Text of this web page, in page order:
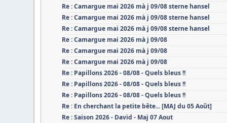
Re : Camargue mai 2026 mà j 09/08 sterne hansel
Re : Camargue mai 2026 mà j 09/08 sterne hansel
Re : Camargue mai 2026 mà j 09/08 sterne hansel
Re : Camargue mai 2026 mà j 09/08
Re : Camargue mai 2026 mà j 09/08
Re : Camargue mai 2026 mà j 09/08
Re : Papillons 2026 - 08/08 - Quels bleus !!
Re : Papillons 2026 - 08/08 - Quels bleus !!
Re : Papillons 2026 - 08/08 - Quels bleus !!
Re : En cherchant la petite bête... [MAJ du 05 Août]
Re : Saison 2026 - David - Maj 07 Aout